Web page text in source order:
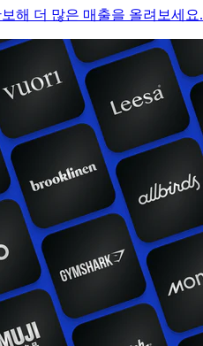
해 더 많은 매출을 올려보세요.